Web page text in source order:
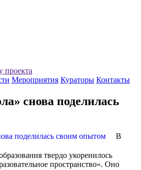
проекта
Мероприятия Кураторы Контакты
снова поделилась
В
твердо укоренилось
пространство». Оно